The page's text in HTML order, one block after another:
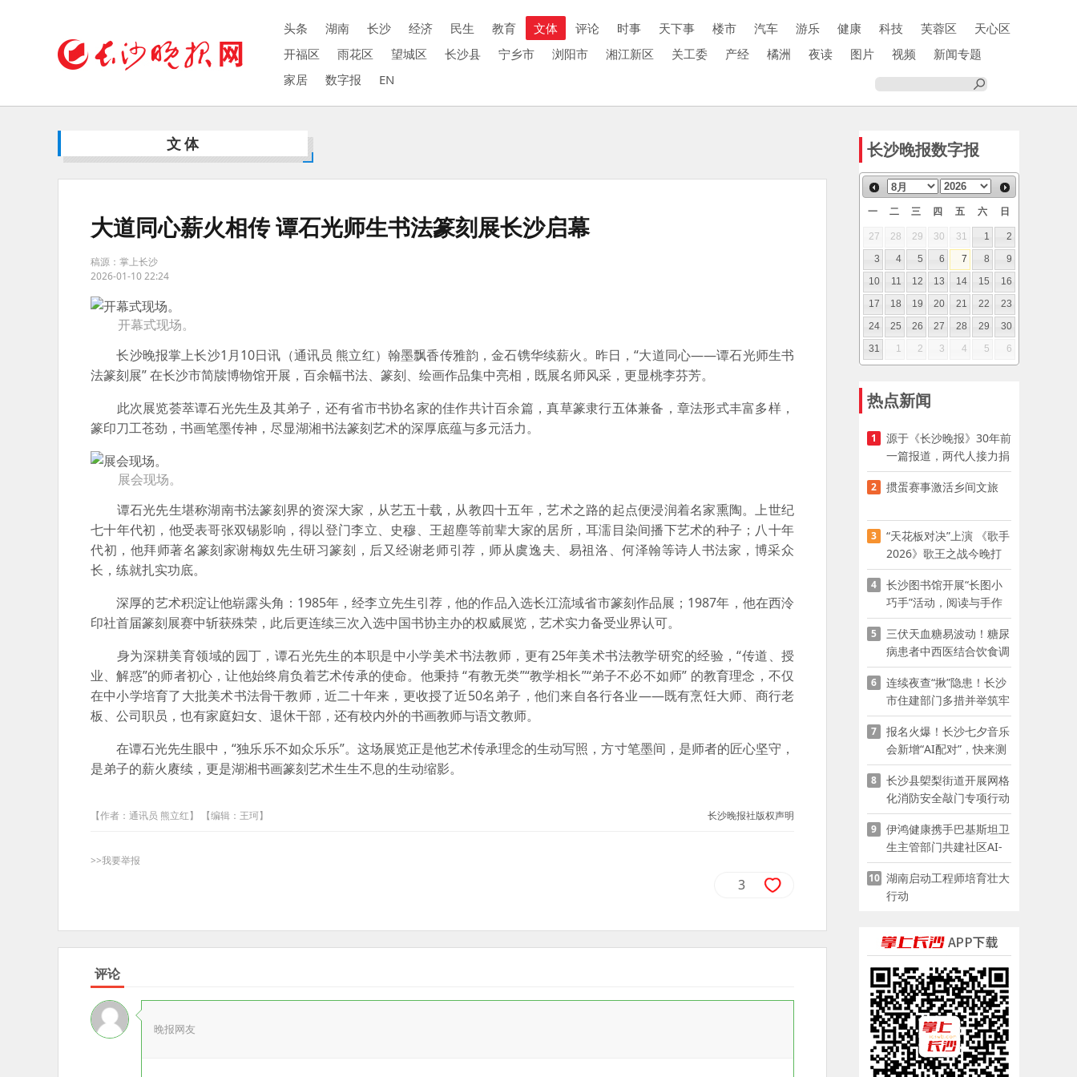
头条 湖南 长沙 经济 民生 教育 文体 评论 时事 天下事 楼市 汽车 游乐 健康 科技 芙蓉区
天心区
开福区
雨花区 望城区 长沙县 宁乡市 浏阳市 湘江新区 关工委 产经 橘洲 夜读 图片 视频
新闻专题
家居
数字报 EN
文体
大道同心薪火相传 谭石光师生书法篆刻展长沙启幕
稿源：掌上长沙
2026-01-10 22:24
开幕式现场。
长沙晚报掌上长沙1月10日讯（通讯员 熊立红）翰墨飘香传雅韵，金石镌华续薪火。昨日，“大道同心——谭石光师生书
法篆刻展” 在长沙市简牍博物馆开展，百余幅书法、篆刻、绘画作品集中亮相，既展名师风采，更显桃李芬芳。
此次展览荟萃谭石光先生及其弟子，还有省市书协名家的佳作共计百余篇，真草篆隶行五体兼备，章法形式丰富多样，
篆印刀工苍劲，书画笔墨传神，尽显湖湘书法篆刻艺术的深厚底蕴与多元活力。
展会现场。
谭石光先生堪称湖南书法篆刻界的资深大家，从艺五十载，从教四十五年，艺术之路的起点便浸润着名家熏陶。上世纪
七十年代初，他受表哥张双锡影响，得以登门李立、史穆、王超塵等前辈大家的居所，耳濡目染间播下艺术的种子；八十年
代初，他拜师著名篆刻家谢梅奴先生研习篆刻，后又经谢老师引荐，师从虞逸夫、易祖洛、何泽翰等诗人书法家，博采众
长，练就扎实功底。
深厚的艺术积淀让他崭露头角：1985年，经李立先生引荐，他的作品入选长江流域省市篆刻作品展；1987年，他在西泠
印社首届篆刻展赛中斩获殊荣，此后更连续三次入选中国书协主办的权威展览，艺术实力备受业界认可。
身为深耕美育领域的园丁，谭石光先生的本职是中小学美术书法教师，更有25年美术书法教学研究的经验，“传道、授
业、解惑”的师者初心，让他始终肩负着艺术传承的使命。他秉持 “有教无类”“教学相长”“弟子不必不如师” 的教育理念，不仅
在中小学培育了大批美术书法骨干教师，近二十年来，更收授了近50名弟子，他们来自各行各业——既有烹饪大师、商行老
板、公司职员，也有家庭妇女、退休干部，还有校内外的书画教师与语文教师。
在谭石光先生眼中，“独乐乐不如众乐乐”。这场展览正是他艺术传承理念的生动写照，方寸笔墨间，是师者的匠心坚守，
是弟子的薪火赓续，更是湖湘书画篆刻艺术生生不息的生动缩影。
【作者：通讯员 熊立红】 【编辑：王珂】 长沙晚报社版权声明
>>我要举报
3
评论
晚报网友
长沙晚报数字报
一 二 三 四 五 六 日
27 28 29 30 31 1
2
3
4 5 6 7 8
9
10
11 12 13 14 15
16
17
18 19 20 21 22
23
24
25 26 27 28 29
30
31
1 2 3 4 5 6
热点新闻
1
源于《长沙晚报》30年前
一篇报道，两代人接力捐
资助学
2 掼蛋赛事激活乡间文旅
3
“天花板对决”上演 《歌手
2026》歌王之战今晚打
响
4
长沙图书馆开展“长图小
巧手”活动，阅读与手作
赋能少儿暑期成长
5
三伏天血糖易波动！糖尿
病患者中西医结合饮食调
养指南
6
连续夜查“揪”隐患！长沙
市住建部门多措并举筑牢
夏季建筑施工安全防线
7
报名火爆！长沙七夕音乐
会新增“AI配对”，快来测
测你的七夕缘分
8
长沙县㮾梨街道开展网格
化消防安全敲门专项行动
9
伊鸿健康携手巴基斯坦卫
生主管部门共建社区AI-
POCT生态
10 湖南启动工程师培育壮大
行动